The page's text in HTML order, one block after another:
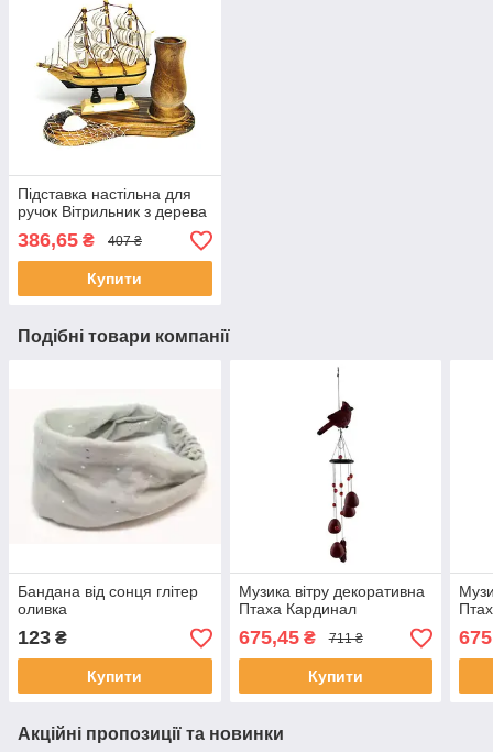
Підставка настільна для
ручок Вітрильник з дерева
386,65 ₴ 407 ₴
Купити
Подібні товари компанії
Бандана від сонця глітер
оливка
123 ₴
Купити
Музика вітру декоративна
Птаха Кардинал
675,45₴ 711 ₴
Купити
Акційні пропозиції та новинки